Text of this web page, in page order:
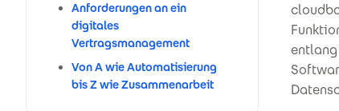
Anforderungen an ein
digitales
Vertragsmanagement
Von A wie Automatisierung
bis Z wie Zusammenarbeit